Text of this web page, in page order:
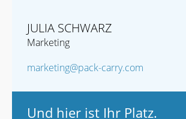
JULIA SCHWARZ
Marketing
marketing@pack-carry.com
Und hier ist Ihr Platz.